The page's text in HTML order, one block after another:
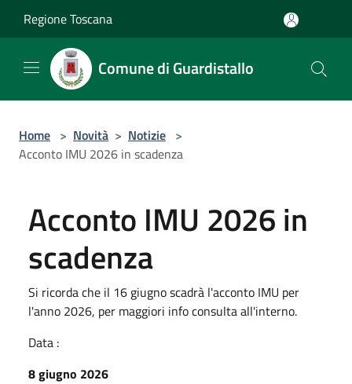
Regione Toscana
Comune di Guardistallo
Home > Novità > Notizie >
Acconto IMU 2026 in scadenza
Acconto IMU 2026 in
scadenza
Si ricorda che il 16 giugno scadrà l'acconto IMU per
l'anno 2026, per maggiori info consulta all'interno.
Data :
8 giugno 2026